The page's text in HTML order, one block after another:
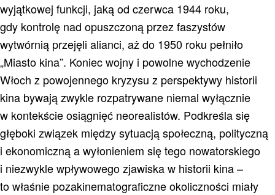
wyjątkowej funkcji, jaką od czerwca 1944 roku,
gdy kontrolę nad opuszczoną przez faszystów
wytwórnią przejęli alianci, aż do 1950 roku pełniło
„Miasto kina”. Koniec wojny i powolne wychodzenie
Włoch z powojennego kryzysu z perspektywy historii
kina bywają zwykle rozpatrywane niemal wyłącznie
w kontekście osiągnięć neorealistów. Podkreśla się
głęboki związek między sytuacją społeczną, polityczną
i ekonomiczną a wyłonieniem się tego nowatorskiego
i niezwykle wpływowego zjawiska w historii kina –
to właśnie pozakinematograficzne okoliczności miały